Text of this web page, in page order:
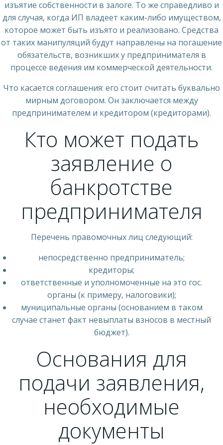
изъятие собственности в залоге. То же справедливо и
для случая, когда ИП владеет каким-либо имуществом,
которое может быть изъято и реализовано. Средства
от таких манипуляций будут направлены на погашение
обязательств, возникших у предпринимателя в
процессе ведения им коммерческой деятельности.
Что касается соглашения: его стоит считать буквально
мирным договором. Он заключается между
предпринимателем и кредитором (кредиторами).
Кто может подать
заявление о
банкротстве
предпринимателя
Перечень правомочных лиц следующий:
непосредственно предприниматель;
кредиторы;
ответственные и уполномоченные на это гос.
органы (к примеру, налоговики);
муниципальные органы (основанием в таком
случае станет факт невыплаты взносов в местный
бюджет).
Основания для
подачи заявления,
необходимые
документы